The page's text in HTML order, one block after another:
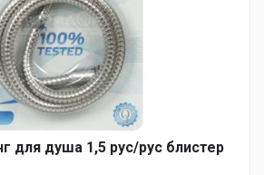
для душа 1,5 рус/рус блистер